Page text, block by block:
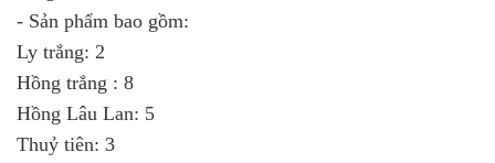
- Sản phẩm bao gồm:
Ly trắng: 2
Hồng trắng : 8
Hồng Lâu Lan: 5
Thuỷ tiên: 3